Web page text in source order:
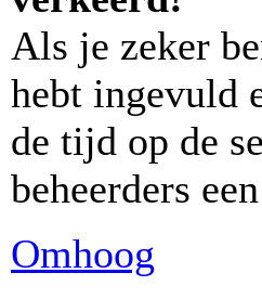
Als je zeker
hebt ingevuld
de tijd op de
beheerders
Omhoog